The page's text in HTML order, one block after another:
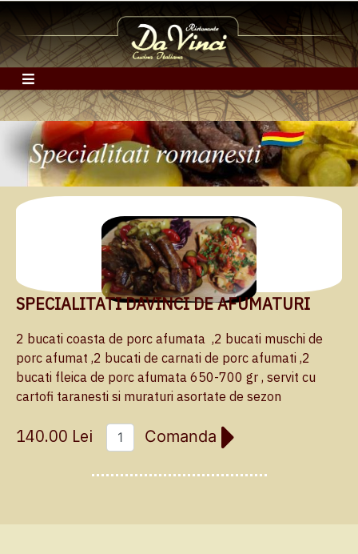
SPECIALITATI DAVINCI DE AFUMATURI
2 bucati coasta de porc afumata ,2 bucati muschi de
porc afumat ,2 bucati de carnati de porc afumati ,2
bucati fleica de porc afumata 650-700 gr , servit cu
cartofi taranesti si muraturi asortate de sezon
140.00 Lei Comanda